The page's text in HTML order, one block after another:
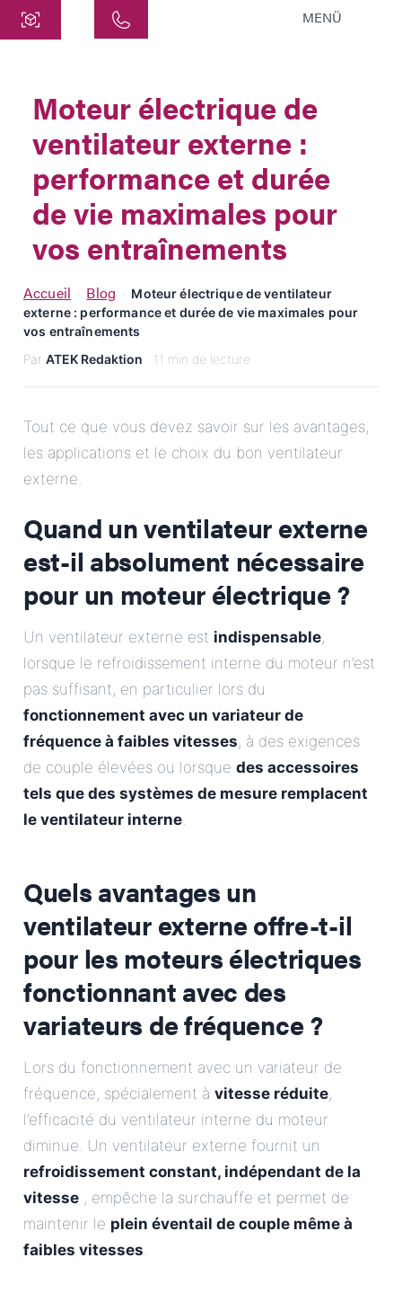
Siemensstraße 47
25462 Rellingen
info@atek.de
+49 4101 7953-0
Ouvrir le chat
Nom
Nom de l'entreprise
E-Mail
Adresse
Message
Envoyer le message
MENÜ
Moteur électrique de
ventilateur externe :
performance et durée
de vie maximales pour
vos entraînements
Accueil Blog
Moteur électrique de ventilateur
externe : performance et durée de vie maximales pour
vos entraînements
Par ATEK Redaktion · 11 min de lecture
Tout ce que vous devez savoir sur les avantages,
les applications et le choix du bon ventilateur
externe.
Quand un ventilateur externe
est-il absolument nécessaire
pour un moteur électrique ?
Un ventilateur externe est indispensable,
lorsque le refroidissement interne du moteur n’est
pas suffisant, en particulier lors du
fonctionnement avec un variateur de
fréquence à faibles vitesses, à des exigences
de couple élevées ou lorsque des accessoires
tels que des systèmes de mesure remplacent
le ventilateur interne.
Quels avantages un
ventilateur externe offre-t-il
pour les moteurs électriques
fonctionnant avec des
variateurs de fréquence ?
Lors du fonctionnement avec un variateur de
fréquence, spécialement à vitesse réduite,
l’efficacité du ventilateur interne du moteur
diminue. Un ventilateur externe fournit un
refroidissement constant, indépendant de la
vitesse , empêche la surchauffe et permet de
maintenir le plein éventail de couple même à
faibles vitesses.